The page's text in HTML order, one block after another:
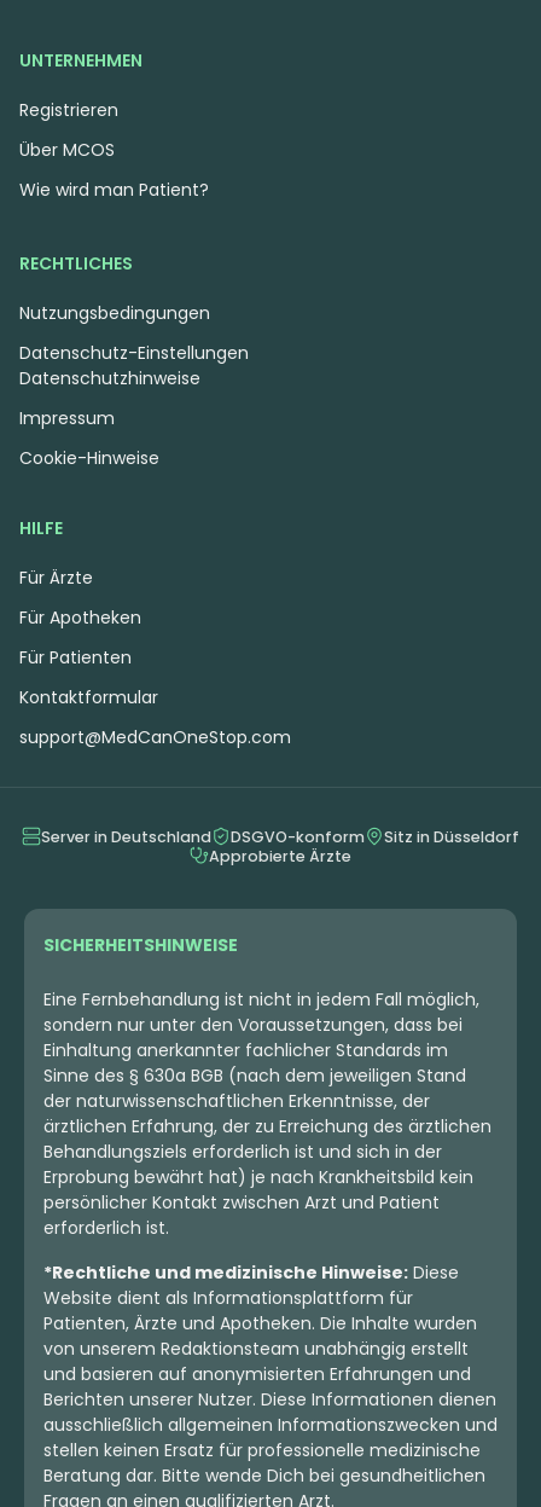
UNTERNEHMEN
Registrieren
Über MCOS
Wie wird man Patient?
HILFE
Für Ärzte
Für Apotheken
Für Patienten
Kontaktformular
support@MedCanOneStop.com
RECHTLICHES
Nutzungsbedingungen
Datenschutzhinweise
Impressum
Cookie-Hinweise
Datenschutz-Einstellungen
Server in Deutschland DSGVO-konform
Sitz in Düsseldorf
Approbierte Ärzte
SICHERHEITSHINWEISE
Eine Fernbehandlung ist nicht in jedem Fall möglich,
sondern nur unter den Voraussetzungen, dass bei
Einhaltung anerkannter fachlicher Standards im
Sinne des § 630a BGB (nach dem jeweiligen Stand
der naturwissenschaftlichen Erkenntnisse, der
ärztlichen Erfahrung, der zu Erreichung des ärztlichen
Behandlungsziels erforderlich ist und sich in der
Erprobung bewährt hat) je nach Krankheitsbild kein
persönlicher Kontakt zwischen Arzt und Patient
erforderlich ist.
*Rechtliche und medizinische Hinweise: Diese
Website dient als Informationsplattform für
Patienten, Ärzte und Apotheken. Die Inhalte wurden
von unserem Redaktionsteam unabhängig erstellt
und basieren auf anonymisierten Erfahrungen und
Berichten unserer Nutzer. Diese Informationen dienen
ausschließlich allgemeinen Informationszwecken und
stellen keinen Ersatz für professionelle medizinische
Beratung dar. Bitte wende Dich bei gesundheitlichen
Fragen an einen qualifizierten Arzt.